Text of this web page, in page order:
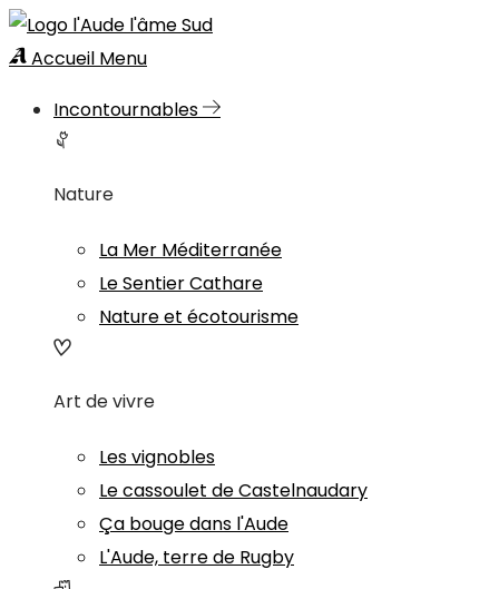
Accueil Menu
Incontournables
Nature
La Mer Méditerranée
Le Sentier Cathare
Nature et écotourisme
Art de vivre
Les vignobles
Le cassoulet de Castelnaudary
Ça bouge dans l'Aude
L'Aude, terre de Rugby